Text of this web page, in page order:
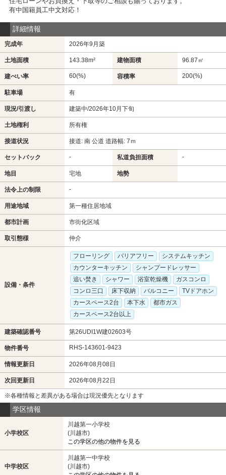
有中国籍員工中文対応！
詳細情報
完成年 2026年9月築
土地面積 143.38m² 建物面積 96.87㎡
建ぺい率 60(%) 容積率 200(%)
駐車場 有
現況/引渡し 建築中/2026年10月下旬
土地権利 所有権
接道状況 接道: 南 公道 道路幅: 7ｍ
セットバック - 私道負担面積 -
地目 宅地 地勢
法令上の制限 -
用途地域 第一種住居地域
都市計画 市街化区域
取引態様 仲介
設備・条件
フローリング バリアフリー
システムキッチン
カウンターキッチン
シャンプードレッサー
追い焚き
シャワー 浴室乾燥機
ガスコンロ
コンロ三口
床下収納 バルコニー
TVドアホン
カースペース2台
本下水
都市ガス
カースペース2台以上
建築確認番号 第26UDI1W建02603号
物件番号 RHS-143601-9423
情報更新日 2026年08月08日
次回更新日 2026年08月22日
※各種情報と差異がある場合は現況優先となります
学区情報
小学校区
川越第一小学校
(川越市)
この学区の他の物件を見る
中学校区
川越第一中学校
(川越市)